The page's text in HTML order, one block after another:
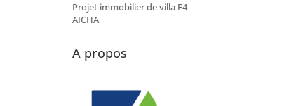
Projet immobilier de villa F4
AICHA
A propos